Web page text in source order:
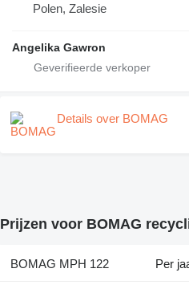
Polen, Zalesie
Angelika Gawron
Details over BOMAG
Prijzen voor BOMAG
BOMAG MPH 122 Per